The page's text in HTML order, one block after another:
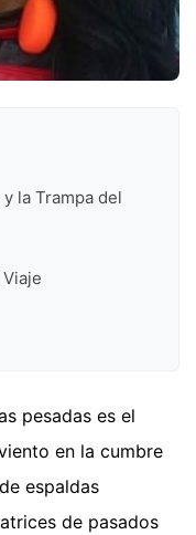
la Trampa del
pesadas es el
en la cumbre
espaldas
de pasados